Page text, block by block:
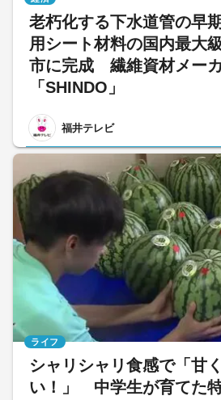
老朽化する下水道管の早
用シート材料の国内最大
市に完成 繊維資材メー
「SHINDO」
福井テレビ
シャリシャリ食感で「甘
い！」 中学生が育てた
ライフ